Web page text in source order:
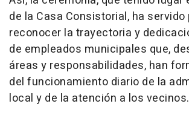
de la Casa Consistorial, ha servido
reconocer la trayectoria y
de empleados municipales que,
áreas y responsabilidades, han
del funcionamiento diario de la
local y de la atención a los vecinos.